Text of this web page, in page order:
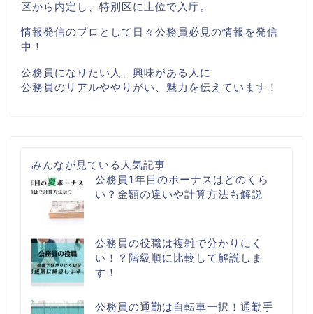
区から内定し、特別区に上位で入庁。
情報発信のプロとして日々公務員必見の情報を発信
中！
公務員になりたい人、興味がある人に
公務員のリアルややりがい、魅力を伝えています！
みんなが見ている人気記事
公務員1年目のボーナスはどのくら
い？金額の違いや計算方法も解説
公務員の役職は複雑で分かりにく
い！？階級順に比較して解説しま
す！
公務員の通勤は自転車一択！通勤手